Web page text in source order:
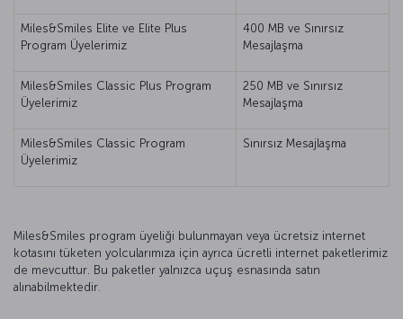
Miles&Smiles Elite ve Elite Plus
Program Üyelerimiz
400 MB ve Sınırsız
Mesajlaşma
Miles&Smiles Classic Plus Program
Üyelerimiz
250 MB ve Sınırsız
Mesajlaşma
Miles&Smiles Classic Program
Üyelerimiz
Sınırsız Mesajlaşma
Miles&Smiles program üyeliği bulunmayan veya ücretsiz internet
kotasını tüketen yolcularımıza için ayrıca ücretli internet paketlerimiz
de mevcuttur. Bu paketler yalnızca uçuş esnasında satın
alınabilmektedir.